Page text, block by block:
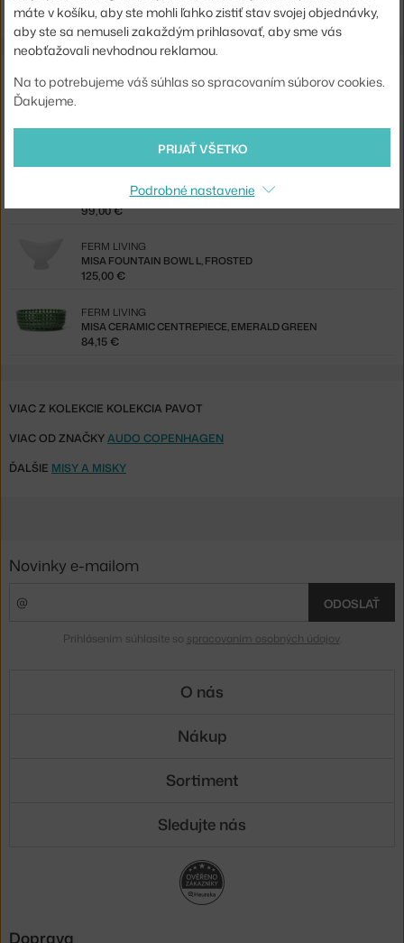
Mohlo by sa vám tiež páčiť
SERVÍROVACIA MISA BARRO S, LIGHT BLUE
MISA CERAMIC CENTREPIECE, OFF-WHITE
99,00 €
MISA FOUNTAIN BOWL L, FROSTED
FERM LIVING
125,00 €
MISA CERAMIC CENTREPIECE, EMERALD GREEN
FERM LIVING
84,15 €
VIAC Z KOLEKCIE KOLEKCIA PAVOT
VIAC OD ZNAČKYAUDO COPENHAGEN
ĎALŠIE MISY A MISKY
máte v košíku, aby ste mohli ľahko zistiť stav svojej objednávky,
aby ste sa nemuseli zakaždým prihlasovať, aby sme vás
neobťažovali nevhodnou reklamou.
Na to potrebujeme váš súhlas so spracovaním súborov cookies.
Ďakujeme.
PRIJAŤ VŠETKO
Podrobné nastavenie
Novinky e-mailom
ODOSLAŤ
Prihlásením súhlasíte so spracovaním osobných údajov.
O nás
Nákup
Sortiment
Sledujte nás
Doprava